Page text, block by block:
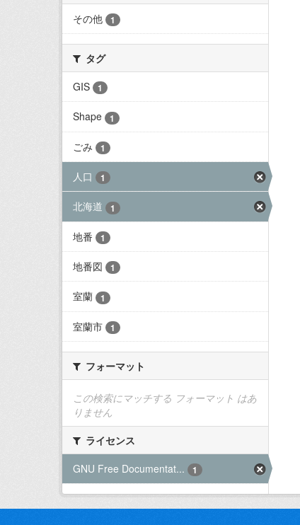
その他
1
タグ
GIS
1
Shape 1
ごみ 1
人口 1
北海道 1
地番 1
地番図 1
室蘭 1
室蘭市 1
フォーマット
この検索にマッチする フォーマット はあ
りません
ライセンス
GNU Free Documentat...
1